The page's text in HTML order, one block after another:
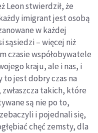
Leon stwierdził, że
imigrant jest osobą
w każdej
sąsiedzi – więcej niż
czasie współobywatele
kraju, ale i nas, i
to jest dobry czas na
takich, które
są nie po to,
i pojednali się,
chęć zemsty, dla